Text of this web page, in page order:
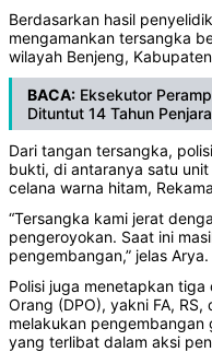
Berdasarkan hasil
mengamankan tersangka
wilayah Benjeng,
BACA: Eksekutor
Dituntut 14 Tahun Penjara
Dari tangan tersangka,
bukti, di antaranya satu
celana warna hitam,
“Tersangka kami jerat
pengeroyokan. Saat ini
pengembangan,” jelas Arya.
Polisi juga menetapkan
Orang (DPO), yakni FA,
melakukan pengembangan
yang terlibat dalam aksi